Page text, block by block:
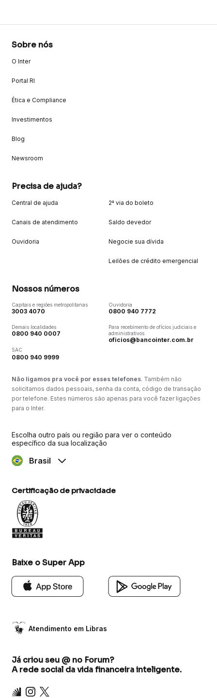
Sobre nós
O Inter
Portal RI
Ética e Compliance
Investimentos
Blog
Newsroom
Precisa de ajuda?
Central de ajuda
Canais de atendimento
Ouvidoria
2ª via do boleto
Saldo devedor
Negocie sua dívida
Leilões de crédito emergencial
Nossos números
Capitais e regiões metropolitanas
3003 4070
Demais localidades
0800 940 0007
SAC
0800 940 9999
Ouvidoria
0800 940 7772
Para recebimento de ofícios judiciais e
administrativos
oficios@bancointer.com.br
Não ligamos pra você por esses telefones. Também não
solicitamos dados pessoais, senha da conta, código de transação
por telefone. Estes números são apenas para você fazer ligações
para o Inter.
Escolha outro país ou região para ver o conteúdo
específico da sua localização
Brasil
Certificação de privacidade
Baixe o Super App
Atendimento em Libras
Já criou seu @ no Forum?
A rede social da vida financeira inteligente.
Inter Instagram
X